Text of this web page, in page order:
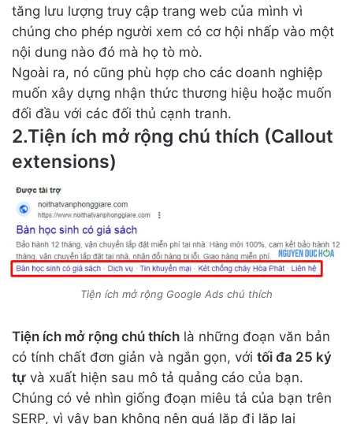
tăng lưu lượng truy cập trang web của mình vì
chúng cho phép người xem có cơ hội nhấp vào một
nội dung nào đó mà họ tò mò.
Ngoài ra, nó cũng phù hợp cho các doanh nghiệp
muốn xây dựng nhận thức thương hiệu hoặc muốn
đối đầu với các đối thủ cạnh tranh.
2.Tiện ích mở rộng chú thích (Callout
extensions)
Tiện ích mở rộng Google Ads chú thích
Tiện ích mở rộng chú thích là những đoạn văn bản
có tính chất đơn giản và ngắn gọn, với tối đa 25 ký
tự và xuất hiện sau mô tả quảng cáo của bạn.
Chúng có vẻ nhìn giống đoạn miêu tả của bạn trên
SERP, vì vậy bạn không nên quá lặp đi lặp lại